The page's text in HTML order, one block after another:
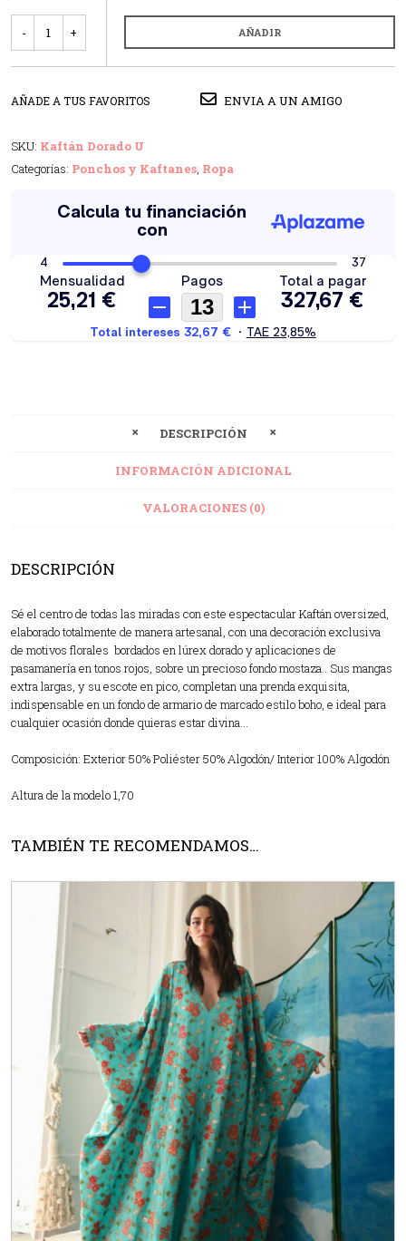
AÑADIR
AÑADE A TUS FAVORITOS ENVIA A UN AMIGO
SKU: Kaftán Dorado U
Categorías: Ponchos y Kaftanes, Ropa
DESCRIPCIÓN
INFORMACIÓN ADICIONAL
VALORACIONES (0)
DESCRIPCIÓN
Sé el centro de todas las miradas con este espectacular Kaftán oversized,
elaborado totalmente de manera artesanal, con una decoración exclusiva
de motivos florales bordados en lúrex dorado y aplicaciones de
pasamanería en tonos rojos, sobre un precioso fondo mostaza.. Sus mangas
extra largas, y su escote en pico, completan una prenda exquisita,
indispensable en un fondo de armario de marcado estilo boho, e ideal para
cualquier ocasión donde quieras estar divina…
Composición: Exterior 50% Poliéster 50% Algodón/ Interior 100% Algodón
Altura de la modelo 1,70
TAMBIÉN TE RECOMENDAMOS…